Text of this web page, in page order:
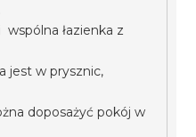
łazienka z
jest w prysznic,
doposażyć pokój w